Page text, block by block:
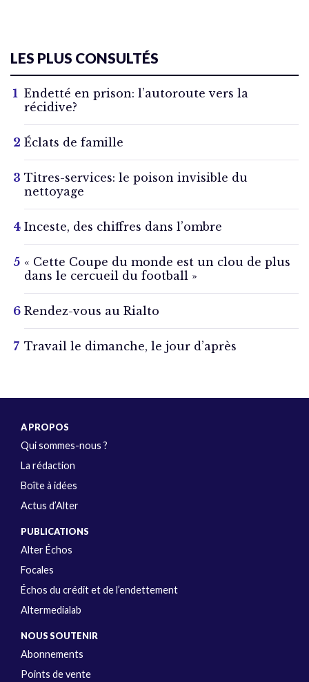
LES PLUS CONSULTÉS
Endetté en prison: l’autoroute vers la
récidive?
Éclats de famille
Titres-services: le poison invisible du
nettoyage
Inceste, des chiffres dans l’ombre
« Cette Coupe du monde est un clou de plus
dans le cercueil du football »
Rendez-vous au Rialto
Travail le dimanche, le jour d’après
A PROPOS
Qui sommes-nous ?
La rédaction
Boîte à idées
Actus d’Alter
PUBLICATIONS
Alter Échos
Focales
Échos du crédit et de l’endettement
Altermedialab
NOUS SOUTENIR
Abonnements
Points de vente